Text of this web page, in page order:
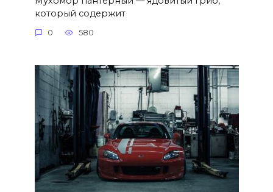
который содержит
0 580